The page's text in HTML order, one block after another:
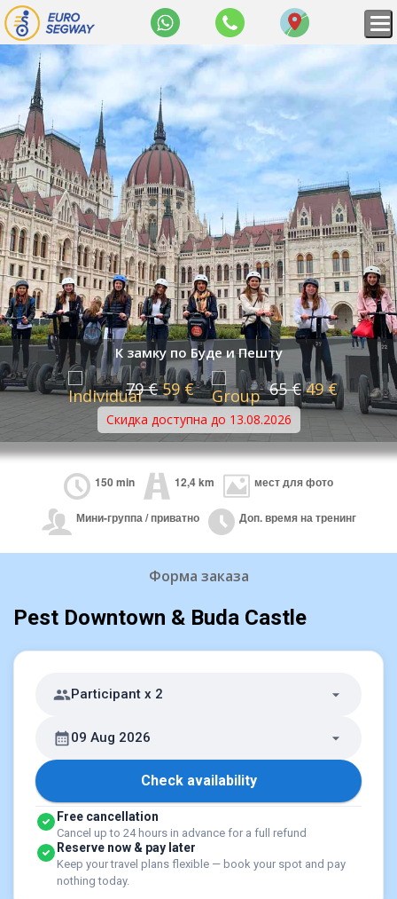
WhatsApp
+36
70
309
8434
Map
К замку по Буде и Пешту
79 € 59 € 65 € 49 €
Скидка доступна до 13.08.2026
150 min 12,4 km мест для фото
Мини-группа / приватно Доп. время на тренинг
Форма заказа
Pest Downtown & Buda Castle
Participant x 2
09 Aug 2026
Check availability
Free cancellation
Cancel up to 24 hours in advance for a full refund
Reserve now & pay later
Keep your travel plans flexible — book your spot and pay
nothing today.